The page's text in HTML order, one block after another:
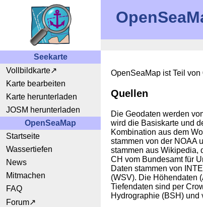
Seekarte
Vollbildkarte
Karte bearbeiten
Karte herunterladen
JOSM herunterladen
OpenSeaMap
Startseite
Wassertiefen
News
Mitmachen
FAQ
Forum
OpenSeaMap ist Teil
Quellen
Die Geodaten werden
wird die Basiskarte und
Kombination aus dem
stammen von der NOAA
stammen aus Wikipedia,
CH vom Bundesamt für
Daten stammen von
(WSV). Die Höhendaten
Tiefendaten sind per
Hydrographie (BSH) und